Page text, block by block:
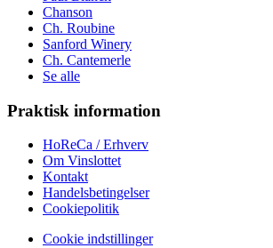
Chanson
Ch. Roubine
Sanford Winery
Ch. Cantemerle
Se alle
Praktisk information
HoReCa / Erhverv
Om Vinslottet
Kontakt
Handelsbetingelser
Cookiepolitik
Cookie indstillinger